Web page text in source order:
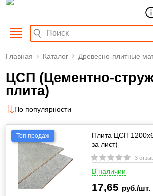
Главная Каталог Древесно-плитные
ЦСП (Цементно-
плита)
По популярности
Топ продаж
Плита ЦСП
за лист)
3
В наличии
17,65 руб./шт.